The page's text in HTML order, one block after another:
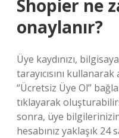
Shopier ne
onaylanır?
Üye kaydınızı,
tarayıcısını
“Ücretsiz Üye Ol”
tıklayarak
sonra, üye
hesabınız yaklaşık